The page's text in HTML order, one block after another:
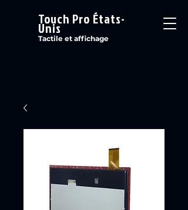
Touch Pro États-
Unis
Tactile et affichage